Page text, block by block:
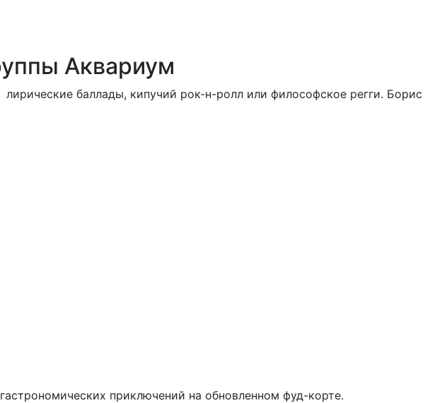
Аквариум
баллады, кипучий рок-н-ролл или философское регги. Борис
приключений на обновленном фуд-корте.